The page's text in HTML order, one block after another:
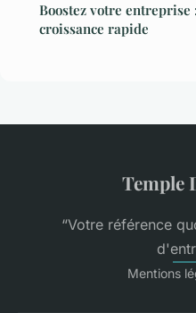
Boostez votre entreprise
croissance rapide
Temple
“Votre référence
Mentions